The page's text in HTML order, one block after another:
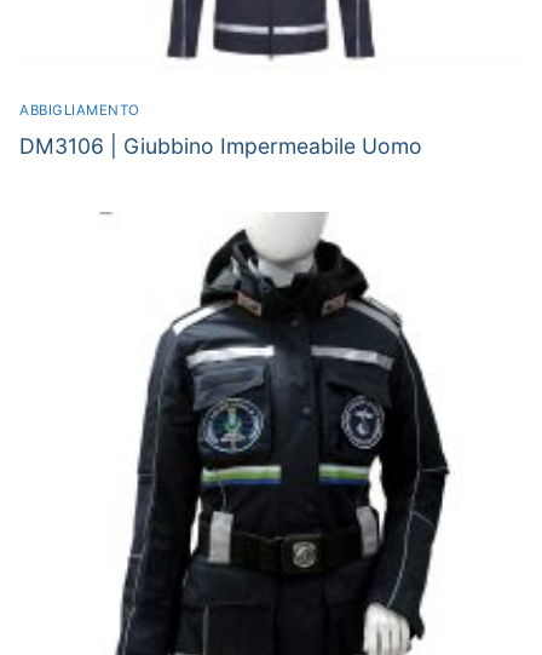
ABBIGLIAMENTO
DM3106 | Giubbino Impermeabile Uomo